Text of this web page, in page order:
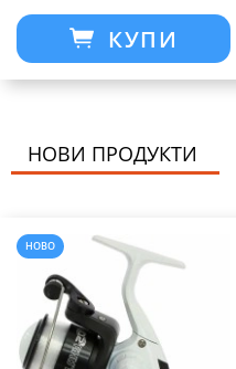
КУПИ
НОВИ ПРОДУКТИ
НОВО